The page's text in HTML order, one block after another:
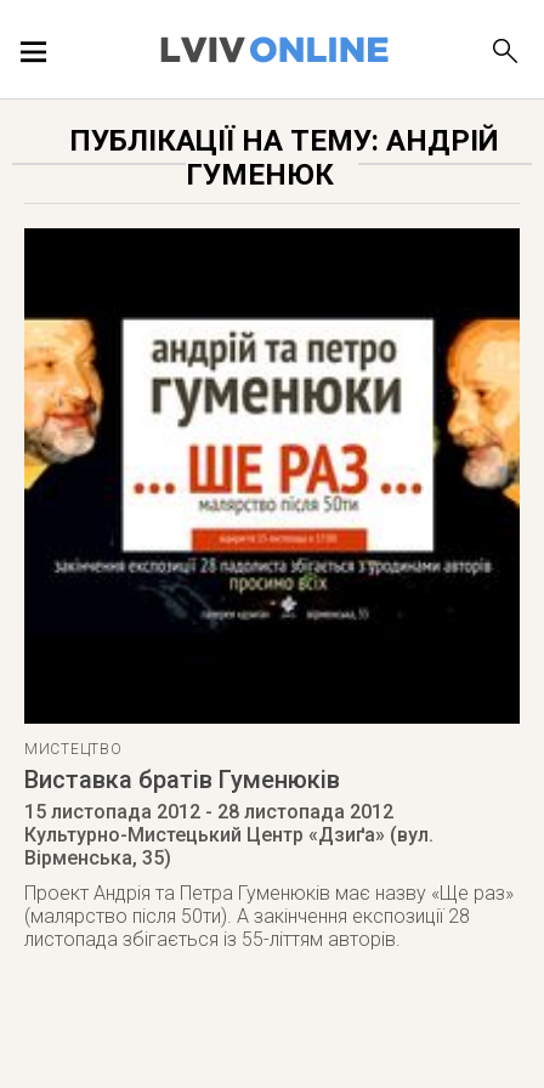
ДОВІДКА
ПУБЛІКАЦІЇ НА ТЕМУ: АНДРІЙ
ГУМЕНЮК
МИСТЕЦТВО
Виставка братів Гуменюків
15 листопада 2012 - 28 листопада 2012
Культурно-Мистецький Центр «Дзиґа» (вул.
Вірменська, 35)
Проект Андрія та Петра Гуменюків має назву «Ще раз»
(малярство після 50ти). А закінчення експозиції 28
листопада збігається із 55-літтям авторів.